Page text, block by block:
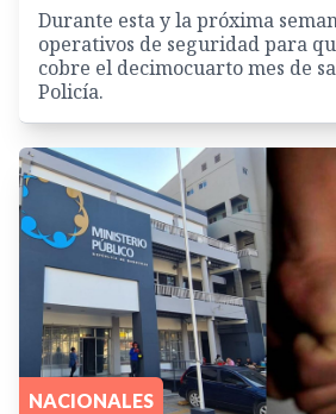
Durante esta y la próxima
operativos de seguridad para
cobre el decimocuarto mes de
Policía.
NACIONALES